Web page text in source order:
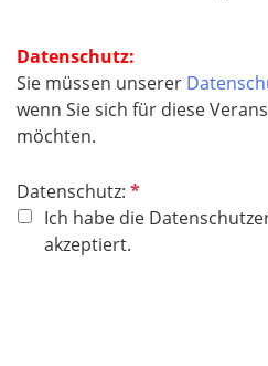
t
Datenschutz:
Sie müssen unserer
wenn Sie sich für diese
möchten.
Datenschutz: P
f
l
Ich habe die
akzeptiert.